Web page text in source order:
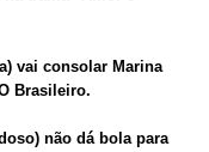
vai consolar Marina
Brasileiro.
não dá bola para